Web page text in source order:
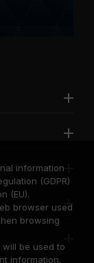
information
(GDPR)
(EU).
browser used
browsing
be used to
information.